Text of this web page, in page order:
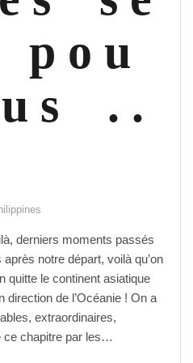
o u
s . .
derniers moments passés
notre départ, voilà qu’on
quitte le continent asiatique
direction de l’Océanie ! On a
extraordinaires,
ce chapitre par les…